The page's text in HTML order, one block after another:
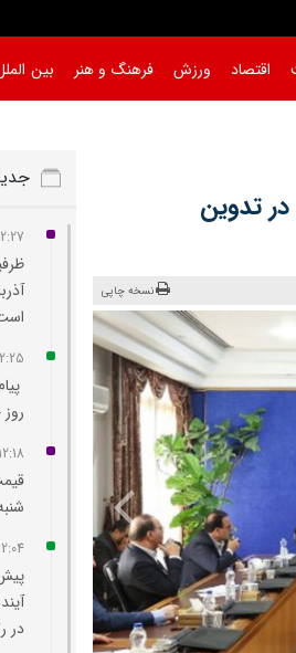
اقتصاد ورزش فرهنگ و هنر بین
تدوین
نسخه چاپی
روز
12:18
شنبه 17
در